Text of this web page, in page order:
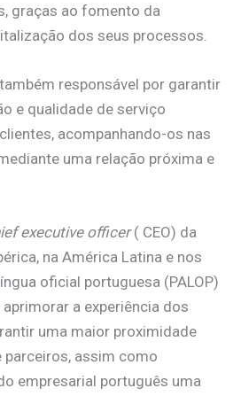
graças ao fomento da
dos seus processos.
responsável por garantir
e qualidade de serviço
acompanhando-os nas
uma relação próxima e
executive officer( CEO) da
na América Latina e nos
oficial portuguesa (PALOP)
a experiência dos
uma maior proximidade
parceiros, assim como
empresarial português uma